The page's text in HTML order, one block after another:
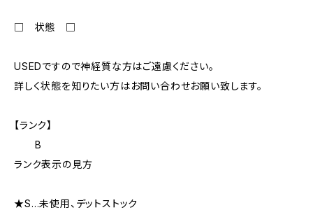
□ 状態 □
USEDですので神経質な方はご遠慮ください。
詳しく状態を知りたい方はお問い合わせお願い致します。
【ランク】
B
ランク表示の見方
★S…未使用、デットストック